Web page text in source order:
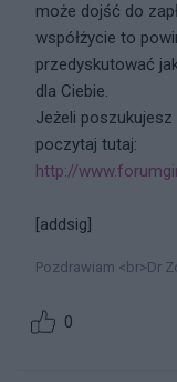
może dojść do
współżycie to
przedyskutować
dla Ciebie.
Jeżeli
poczytaj tutaj:
http://
[addsig]
Pozdrawiam <br>Dr
0